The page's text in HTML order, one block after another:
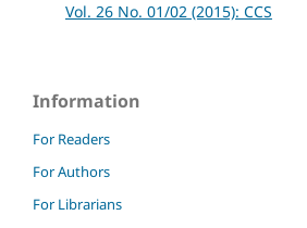
Vol. 26 No. 01/02 (2015): CCS
Information
For Readers
For Authors
For Librarians